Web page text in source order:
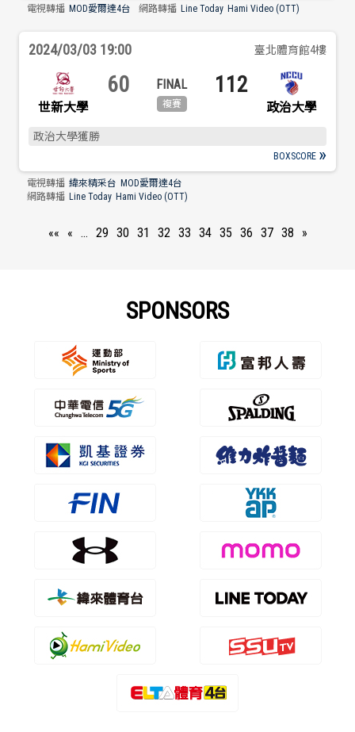
電視轉播 MOD愛爾達4台 網路轉播 Line Today Hami Video (OTT)
2024/03/03 19:00 臺北體育館4樓
世新大學
60 112
政治大學
政治大學獲勝
BOXSCORE
電視轉播 緯來精采台 MOD愛爾達4台
網路轉播 Line Today Hami Video (OTT)
«« « … 29 30 31 32 33 34 35 36 37 38 »
SPONSORS